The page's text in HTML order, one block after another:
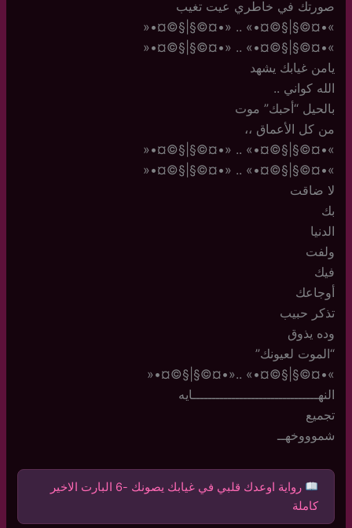
صورتك في خاطري عيت تغيب
»•¤©§|§©¤•» .. «•¤©§|§©¤•«
»•¤©§|§©¤•» .. «•¤©§|§©¤•«
يامن غيابك يشهد
الله كواني ..
بالحيل “أحبك” موت
من كل الأعماق ،،
»•¤©§|§©¤•» .. «•¤©§|§©¤•«
»•¤©§|§©¤•» .. «•¤©§|§©¤•«
لا ضاقت
بك
الدنيا
ولفت
فيك
أوجاعك
تذكر حبيب
وده يذوق
“الموت لعيونك”
»•¤©§|§©¤•» ..«•¤©§|§©¤•«
النهــــــــــــــــــــــــــــــــايه
تجميع
شموووخهــ
رواية اوعدك قلبي في غيابك يصونك -6 البارت الاخير
كاملة